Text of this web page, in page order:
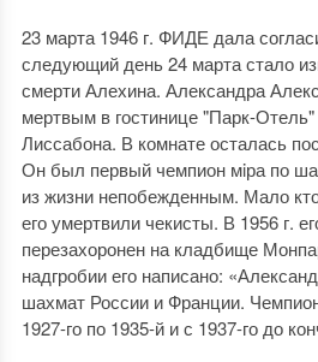
23 марта 1946 г. ФИДЕ дала
следующий день 24 марта стало
смерти Алехина. Александра
мертвым в гостинице "Парк-
Лиссабона. В комнате осталась
Он был первый чемпион мiра по
из жизни непобежденным. Мало
его умертвили чекисты. В 1956 г.
перезахоронен на кладбище
надгробии его написано:
шахмат России и Франции.
1927-го по 1935-й и с 1937-го до